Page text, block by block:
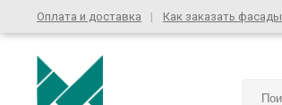
Оплата и доставка Как заказать фасады